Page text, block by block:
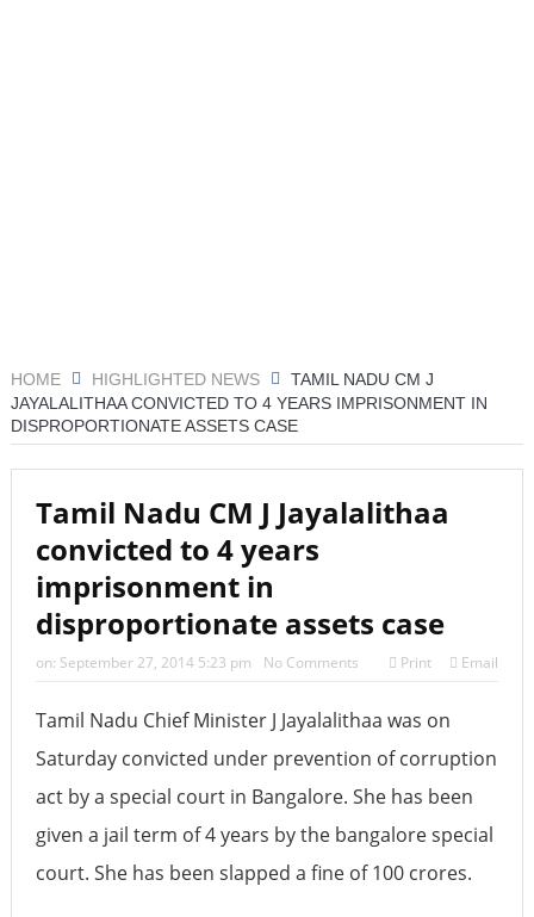
मतभेदों की खबरों को नकारा
महमूदाबाद रियासत का मोहर्रम: अज़ादारी, तहज़ीब और साझी
विरासत की जीवित दास्तान
‘2026 के लिए की गई दो भविष्यवाणियां सच हो गई हैं, एक भयानक
टकराव होने वाला है’
HOME HIGHLIGHTED NEWS
TAMIL NADU CM J
JAYALALITHAA CONVICTED TO 4 YEARS IMPRISONMENT IN
DISPROPORTIONATE ASSETS CASE
Tamil Nadu CM J Jayalalithaa
convicted to 4 years
imprisonment in
disproportionate assets case
on: September 27, 2014 5:23 pm No Comments Print Email
Tamil Nadu Chief Minister J Jayalalithaa was on
Saturday convicted under prevention of corruption
act by a special court in Bangalore. She has been
given a jail term of 4 years by the bangalore special
court. She has been slapped a fine of 100 crores.